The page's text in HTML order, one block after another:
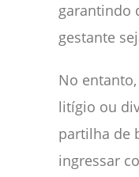
garantindo
gestante
No
litígio ou
partilha de
ingressar